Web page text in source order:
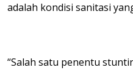
adalah kondisi sanitasi
“Salah satu penentu